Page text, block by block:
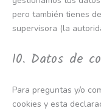
pero también tienes
supervisora (la
10. Datos de
Para preguntas y/o
cookies y esta